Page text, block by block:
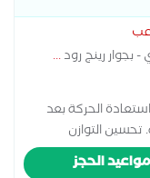
بجوار رينج رود...
الحركة بعد
التوازن
مواعيد الحجز